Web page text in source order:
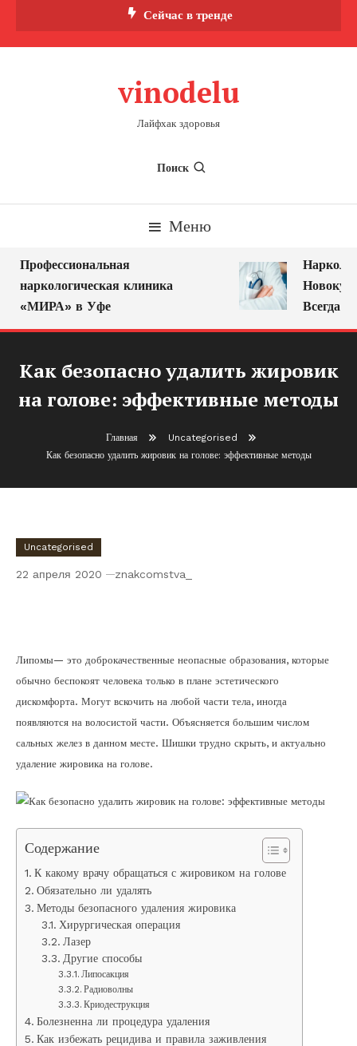
Сейчас в тренде
vinodelu
Лайфхак здоровья
Поиск
Меню
Профессиональная
наркологическая клиника
«МИРА» в Уфе
Всегда
Как безопасно удалить жировик
на голове: эффективные методы
Главная
Uncategorised
Как безопасно удалить жировик на голове: эффективные методы
Uncategorised
22 апреля 2020 znakcomstva_
Липомы— это доброкачественные неопасные образования, которые
обычно беспокоят человека только в плане эстетического
дискомфорта. Могут вскочить на любой части тела, иногда
появляются на волосистой части. Объясняется большим числом
сальных желез в данном месте. Шишки трудно скрыть, и актуально
удаление жировика на голове.
Содержание
К какому врачу обращаться с жировиком на голове
Обязательно ли удалять
Методы безопасного удаления жировика
Хирургическая операция
Лазер
Другие способы
Липосакция
Радиоволны
Криодеструкция
Болезненна ли процедура удаления
Как избежать рецидива и правила заживления